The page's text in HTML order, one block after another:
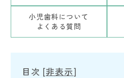
小児歯科について
よくある質問
目次 [非表示]